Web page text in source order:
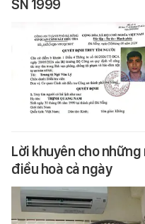
SN 1999
Lời khuyên cho
điều hoà cả ngày